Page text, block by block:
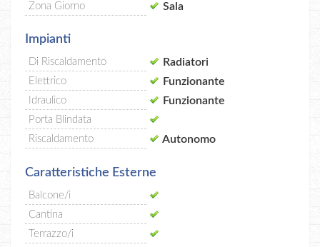
Zona Giorno
Sala
Impianti
Di Riscaldamento Radiatori
Elettrico Funzionante
Idraulico Funzionante
Porta Blindata
Riscaldamento
Autonomo
Caratteristiche Esterne
Balcone/i
Cantina
Terrazzo/i